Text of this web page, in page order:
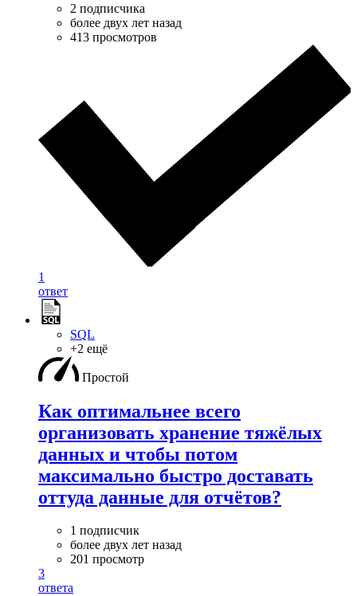
2 подписчика
более двух лет назад
413 просмотров
1
ответ
SQL
+2 ещё
Простой
Как оптимальнее всего
организовать хранение тяжёлых
данных и чтобы потом
максимально быстро доставать
оттуда данные для отчётов?
1 подписчик
более двух лет назад
201 просмотр
3
ответа